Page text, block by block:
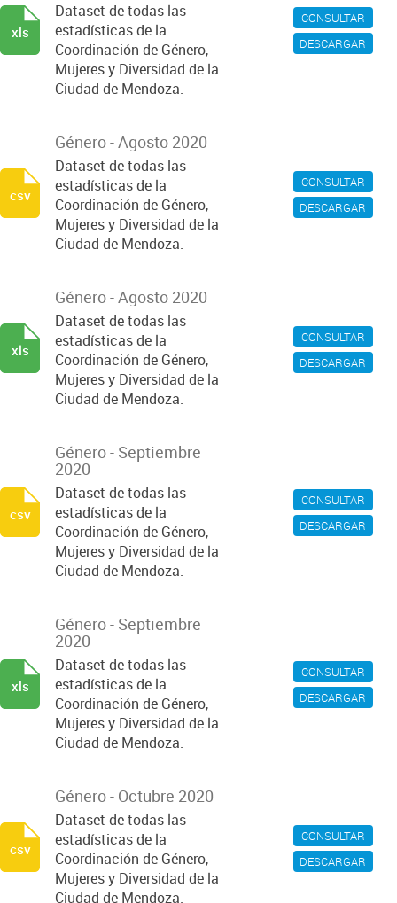
CONSULTAR
DESCARGAR
Dataset de todas las
estadísticas de la
Coordinación de Género,
Mujeres y Diversidad de la
Ciudad de Mendoza.
xls
CONSULTAR
DESCARGAR
Género - Agosto 2020
Dataset de todas las
estadísticas de la
Coordinación de Género,
Mujeres y Diversidad de la
Ciudad de Mendoza.
csv
CONSULTAR
DESCARGAR
Género - Agosto 2020
Dataset de todas las
estadísticas de la
Coordinación de Género,
Mujeres y Diversidad de la
Ciudad de Mendoza.
xls
CONSULTAR
DESCARGAR
Género - Septiembre
2020
Dataset de todas las
estadísticas de la
Coordinación de Género,
Mujeres y Diversidad de la
Ciudad de Mendoza.
csv
CONSULTAR
DESCARGAR
Género - Septiembre
2020
Dataset de todas las
estadísticas de la
Coordinación de Género,
Mujeres y Diversidad de la
Ciudad de Mendoza.
xls
CONSULTAR
DESCARGAR
Género - Octubre 2020
Dataset de todas las
estadísticas de la
Coordinación de Género,
Mujeres y Diversidad de la
Ciudad de Mendoza.
csv